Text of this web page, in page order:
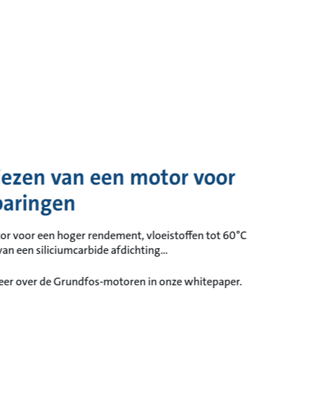
van een motor voor
voor een hoger rendement, vloeistoffen tot 60°C
een siliciumcarbide afdichting...
over de Grundfos-motoren in onze whitepaper.